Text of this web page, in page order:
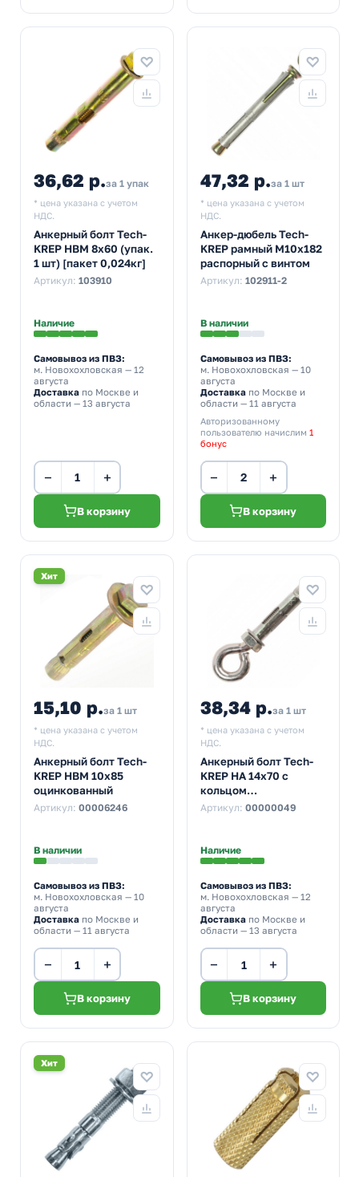
36,62 р.за 1 упак
* цена указана с учетом
НДС.
Анкерный болт Tech-
KREP HBM 8х60 (упак.
1 шт) [пакет 0,024кг]
Артикул: 103910
Наличие
Самовывоз из ПВЗ:
м. Новохохловская — 12
августа
Доставка по Москве и
области — 13 августа
− +
В корзину
47,32 р.за 1 шт
* цена указана с учетом
НДС.
Анкер-дюбель Tech-
KREP рамный М10х182
распорный с винтом
Артикул: 102911-2
В наличии
Самовывоз из ПВЗ:
м. Новохохловская — 10
августа
Доставкапо Москве и
области — 11 августа
Авторизованному
пользователю начислим 1
бонус
− +
В корзину
Хит
15,10 р.за 1 шт
* цена указана с учетом
НДС.
Анкерный болт Tech-
KREP HBM 10х85
оцинкованный
Артикул: 00006246
В наличии
Самовывоз из ПВЗ:
м. Новохохловская — 10
августа
Доставка по Москве и
области — 11 августа
− +
В корзину
38,34 р.за 1 шт
* цена указана с учетом
НДС.
Анкерный болт Tech-
KREP HA 14х70 с
кольцом
оцинкованный
Артикул: 00000049
Наличие
Самовывоз из ПВЗ:
м. Новохохловская — 12
августа
Доставкапо Москве и
области — 13 августа
− +
В корзину
Хит